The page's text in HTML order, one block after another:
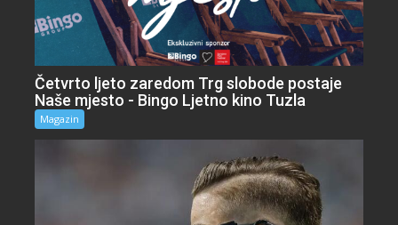
Četvrto ljeto zaredom Trg slobode postaje
Naše mjesto - Bingo Ljetno kino Tuzla
Magazin